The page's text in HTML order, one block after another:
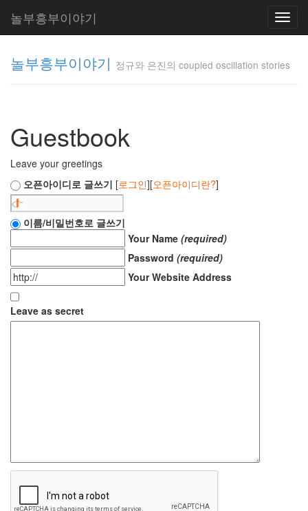
놀부흥부이야기
놀부흥부이야기 정규와 은진의 coupled oscillation stories
Guestbook
Leave your greetings
오픈아이디로 글쓰기 [로그인][오픈아이디란?]
이름/비밀번호로 글쓰기
Your Name (required)
Password (required)
Your Website Address
Leave as secret
coupled
oscillation
inureyes
Tag
Cloud
요
리
은
진
여